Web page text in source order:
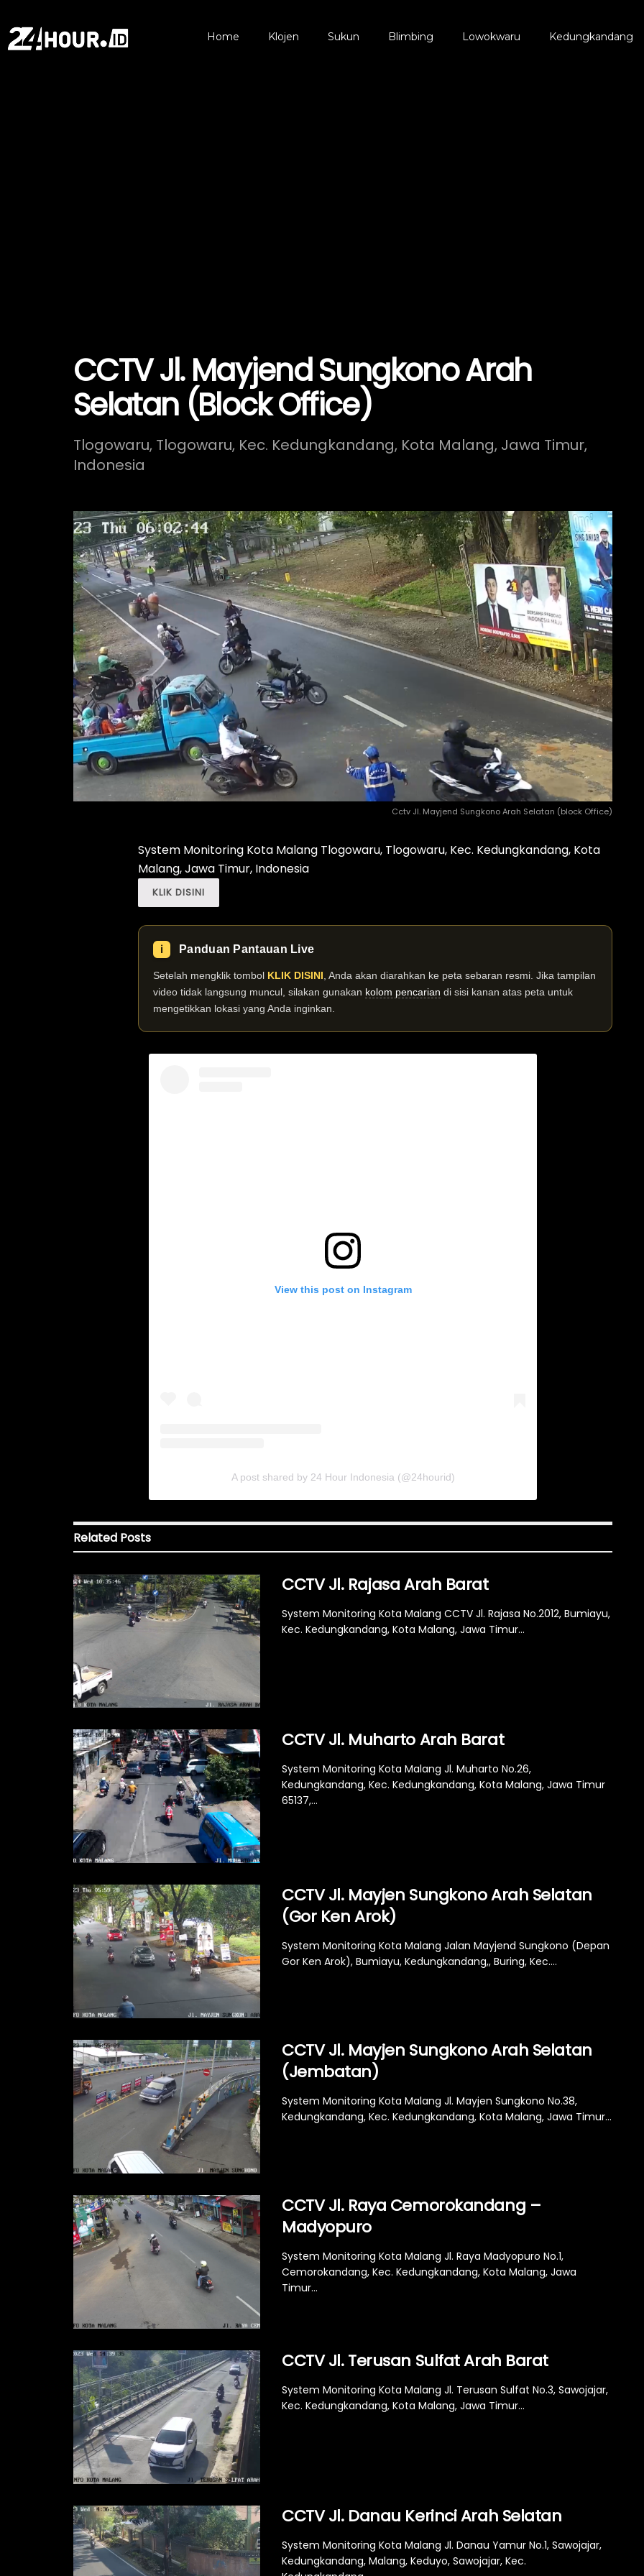
Home Klojen Sukun Blimbing Lowokwaru Kedungkandang
CCTV Jl. Mayjend Sungkono Arah
Selatan (Block Office)
Tlogowaru, Tlogowaru, Kec. Kedungkandang, Kota Malang, Jawa Timur,
Indonesia
Cctv Jl. Mayjend Sungkono Arah Selatan (block Office)
System Monitoring Kota Malang Tlogowaru, Tlogowaru, Kec. Kedungkandang, Kota
Malang, Jawa Timur, Indonesia
KLIK DISINI
ℹ️ Panduan Pantauan Live
Setelah mengklik tombol KLIK DISINI , Anda akan diarahkan ke peta sebaran resmi. Jika tampilan
video tidak langsung muncul, silakan gunakan kolom pencarian di sisi kanan atas peta untuk
mengetikkan lokasi yang Anda inginkan.
View this post on Instagram
A post shared by 24 Hour Indonesia (@24hourid)
Related Posts
CCTV Jl. Rajasa Arah Barat
System Monitoring Kota Malang CCTV Jl. Rajasa No.2012, Bumiayu,
Kec. Kedungkandang, Kota Malang, Jawa Timur...
CCTV Jl. Muharto Arah Barat
System Monitoring Kota Malang Jl. Muharto No.26,
Kedungkandang, Kec. Kedungkandang, Kota Malang, Jawa Timur
65137,...
CCTV Jl. Mayjen Sungkono Arah Selatan
(Gor Ken Arok)
System Monitoring Kota Malang Jalan Mayjend Sungkono (Depan
Gor Ken Arok), Bumiayu, Kedungkandang,, Buring, Kec....
CCTV Jl. Mayjen Sungkono Arah Selatan
(Jembatan)
System Monitoring Kota Malang Jl. Mayjen Sungkono No.38,
Kedungkandang, Kec. Kedungkandang, Kota Malang, Jawa Timur...
CCTV Jl. Raya Cemorokandang –
Madyopuro
System Monitoring Kota Malang Jl. Raya Madyopuro No.1,
Cemorokandang, Kec. Kedungkandang, Kota Malang, Jawa
Timur...
CCTV Jl. Terusan Sulfat Arah Barat
System Monitoring Kota Malang Jl. Terusan Sulfat No.3, Sawojajar,
Kec. Kedungkandang, Kota Malang, Jawa Timur...
CCTV Jl. Danau Kerinci Arah Selatan
System Monitoring Kota Malang Jl. Danau Yamur No.1, Sawojajar,
Kedungkandang, Malang, Keduyo, Sawojajar, Kec.